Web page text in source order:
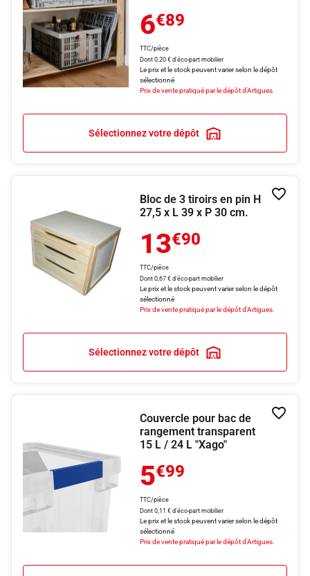
6€89
TTC/pièce
Dont 0,20 € d'éco-part mobilier
Le prix et le stock peuvent varier selon le dépôt
sélectionné
Prix de vente pratiqué par le dépôt d'Artigues.
Sélectionnez votre dépôt
Bloc de 3 tiroirs en pin H
27,5 x L 39 x P 30 cm.
13€90
TTC/pièce
Dont 0,67 € d'éco-part mobilier
Le prix et le stock peuvent varier selon le dépôt
sélectionné
Prix de vente pratiqué par le dépôt d'Artigues.
Sélectionnez votre dépôt
Couvercle pour bac de
rangement transparent
15 L / 24 L "Xago"
5€99
TTC/pièce
Dont 0,11 € d'éco-part mobilier
Le prix et le stock peuvent varier selon le dépôt
sélectionné
Prix de vente pratiqué par le dépôt d'Artigues.